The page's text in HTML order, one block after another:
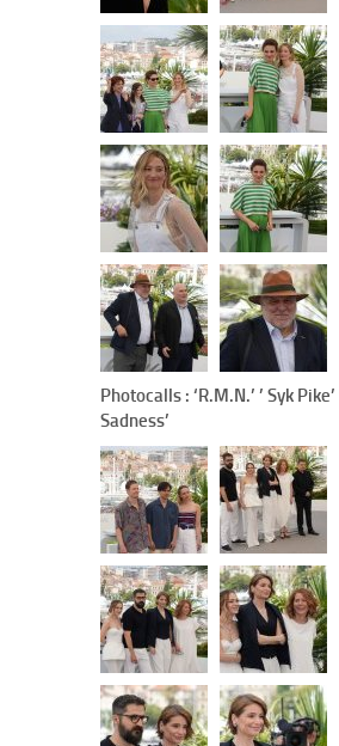
Photocalls : ‘R.M.N.’ ’ Syk
Sadness’